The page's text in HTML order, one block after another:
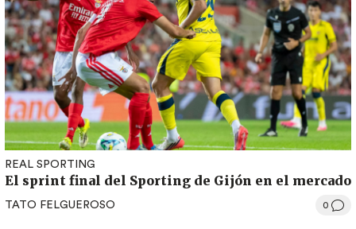
REAL SPORTING
El sprint final del Sporting de Gijón en el mercado
TATO FELGUEROSO 0